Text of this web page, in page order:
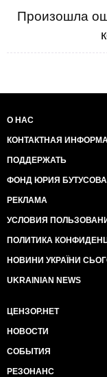
Произошла
О НАС
КОНТАКТНАЯ
ПОДДЕРЖАТЬ
ФОНД ЮРИЯ БУТУСОВА
РЕКЛАМА
УСЛОВИЯ
ПОЛИТИКА
НОВИНИ УКРАЇНИ
UKRAINIAN NEWS
ЦЕНЗОР.НЕТ
НОВОСТИ
СОБЫТИЯ
РЕЗОНАНС